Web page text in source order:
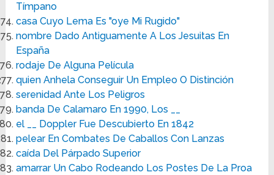
Tímpano
casa Cuyo Lema Es "oye Mi Rugido"
nombre Dado Antiguamente A Los Jesuitas En
España
rodaje De Alguna Película
quien Anhela Conseguir Un Empleo O Distinción
serenidad Ante Los Peligros
banda De Calamaro En 1990, Los __
el __ Doppler Fue Descubierto En 1842
pelear En Combates De Caballos Con Lanzas
caída Del Párpado Superior
amarrar Un Cabo Rodeando Los Postes De La Proa